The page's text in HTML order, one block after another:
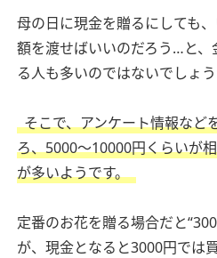
母の日に現金を贈るにしても
額を渡せばいいのだろう…と
る人も多いのではないでしょう
そこで、アンケート情報など
ろ、5000～10000円くらいが
が多いようです。
定番のお花を贈る場合だと
が、現金となると3000円では